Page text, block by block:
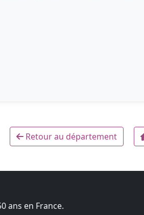
Retour au département
ans en France.